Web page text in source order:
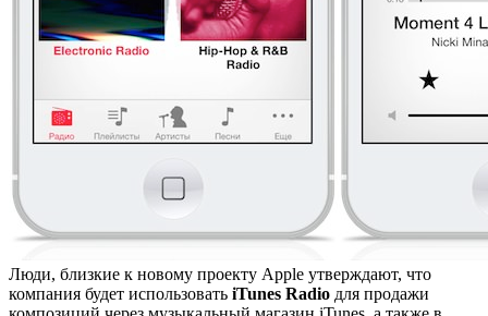
Люди, близкие к новому проекту Apple утверждают, что
компания будет использовать iTunes Radio для продажи